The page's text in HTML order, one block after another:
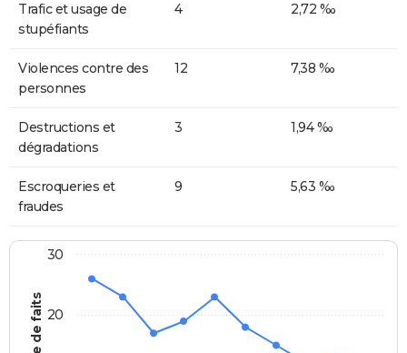
Trafic et usage de
stupéfiants
4 2,72 ‰
Violences contre des
personnes
12 7,38 ‰
Destructions et
dégradations
3 1,94 ‰
Escroqueries et
fraudes
9 5,63 ‰
20
30